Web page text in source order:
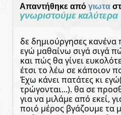
Απαντήθηκε από γιωτα
γνωριστούμε καλύτερα
δε δημιούργησες
εγώ μαθαίνω σιγά σιγά
και πώς θα γίνει
έτσι το λέω σε κάποιον
Έχω κάνει πατάτες κι
τρώγονται...). θα σε
για να μιλάμε από εκεί,
ποιό μέρος βγάζουμε τα